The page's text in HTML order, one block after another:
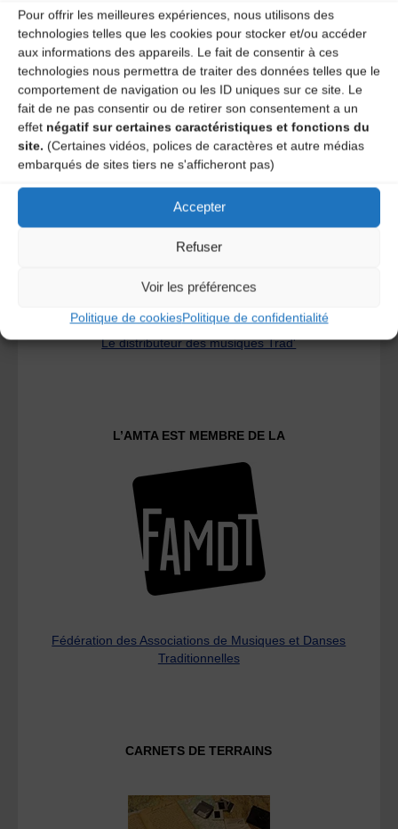
Pour offrir les meilleures expériences, nous utilisons des
technologies telles que les cookies pour stocker et/ou accéder
aux informations des appareils. Le fait de consentir à ces
technologies nous permettra de traiter des données telles que le
comportement de navigation ou les ID uniques sur ce site. Le
fait de ne pas consentir ou de retirer son consentement a un
effet négatif sur certaines caractéristiques et fonctions du
site. (Certaines vidéos, polices de caractères et autre médias
embarqués de sites tiers ne s'afficheront pas)
Accepter
Refuser
Voir les préférences
Politique de cookiesPolitique de confidentialité
A DECOUVRIR :
Le distributeur des musiques Trad'
L’AMTA EST MEMBRE DE LA
Fédération des Associations de Musiques et Danses
Traditionnelles
CARNETS DE TERRAINS